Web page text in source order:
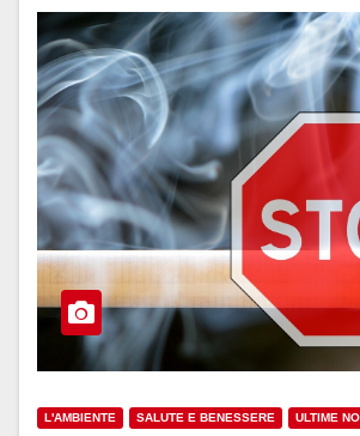
L'AMBIENTE SALUTE E BENESSERE ULTIME